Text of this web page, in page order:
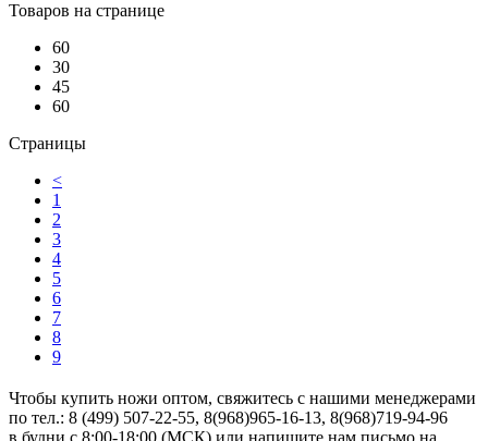
Товаров на странице
60
30
45
60
Страницы
<
1
2
3
4
5
6
7
8
9
Чтобы купить ножи оптом, свяжитесь с нашими менеджерами
по тел.: 8 (499) 507-22-55, 8(968)965-16-13, 8(968)719-94-96
в будни с 8:00-18:00 (МСК) или напишите нам письмо на